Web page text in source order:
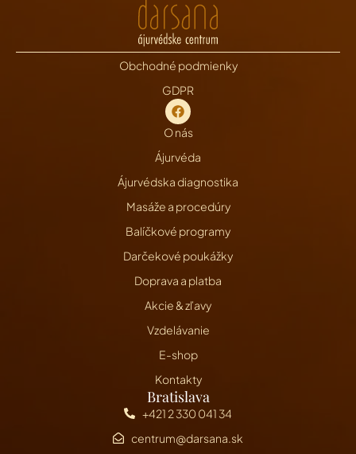
Obchodné podmienky
GDPR
O nás
Ájurvéda
Ájurvédska diagnostika
Masáže a procedúry
Balíčkové programy
Darčekové poukážky
Doprava a platba
Akcie & zľavy
Vzdelávanie
E-shop
Kontakty
Bratislava
+421 2 330 041 34
centrum@darsana.sk